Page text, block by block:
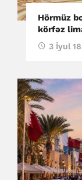
Hörmüz
körfəz
3 İyul